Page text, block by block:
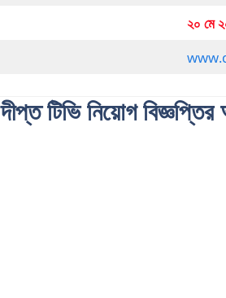
২০ মে
দীপ্ত টিভি নিয়োগ